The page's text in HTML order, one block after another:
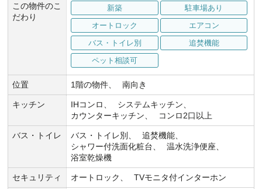
この物件のこ
だわり
新築
駐車場あり
オートロック
エアコン
バス・トイレ別
追焚機能
ペット相談可
位置 1階の物件 南向き
キッチン IHコンロ
システムキッチン
カウンターキッチン
コンロ2口以上
バス・トイレ バス・トイレ別
追焚機能
シャワー付洗面化粧台
温水洗浄便座
浴室乾燥機
セキュリティ オートロック TVモニタ付インターホン